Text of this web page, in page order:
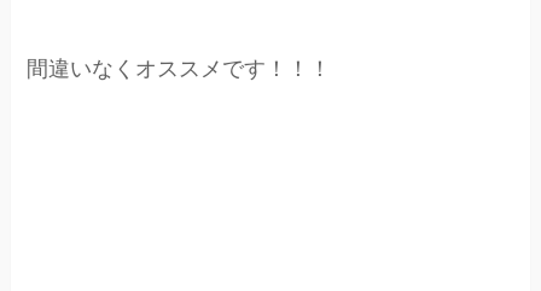
間違いなくオススメです！！！